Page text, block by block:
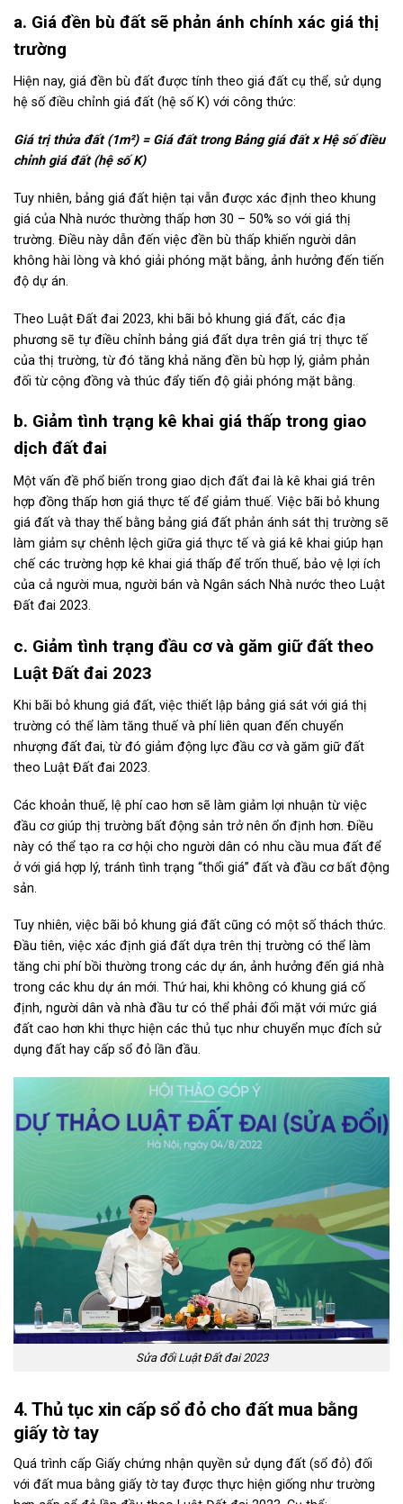
a. Giá đền bù đất sẽ phản ánh chính xác giá thị
trường
Hiện nay, giá đền bù đất được tính theo giá đất cụ thể, sử dụng
hệ số điều chỉnh giá đất (hệ số K) với công thức:
Giá trị thửa đất (1m²) = Giá đất trong Bảng giá đất x Hệ số điều
chỉnh giá đất (hệ số K)
Tuy nhiên, bảng giá đất hiện tại vẫn được xác định theo khung
giá của Nhà nước thường thấp hơn 30 – 50% so với giá thị
trường. Điều này dẫn đến việc đền bù thấp khiến người dân
không hài lòng và khó giải phóng mặt bằng, ảnh hưởng đến tiến
độ dự án.
Theo Luật Đất đai 2023, khi bãi bỏ khung giá đất, các địa
phương sẽ tự điều chỉnh bảng giá đất dựa trên giá trị thực tế
của thị trường, từ đó tăng khả năng đền bù hợp lý, giảm phản
đối từ cộng đồng và thúc đẩy tiến độ giải phóng mặt bằng.
b. Giảm tình trạng kê khai giá thấp trong giao
dịch đất đai
Một vấn đề phổ biến trong giao dịch đất đai là kê khai giá trên
hợp đồng thấp hơn giá thực tế để giảm thuế. Việc bãi bỏ khung
giá đất và thay thế bằng bảng giá đất phản ánh sát thị trường sẽ
làm giảm sự chênh lệch giữa giá thực tế và giá kê khai giúp hạn
chế các trường hợp kê khai giá thấp để trốn thuế, bảo vệ lợi ích
của cả người mua, người bán và Ngân sách Nhà nước theo Luật
Đất đai 2023.
c. Giảm tình trạng đầu cơ và găm giữ đất theo
Luật Đất đai 2023
Khi bãi bỏ khung giá đất, việc thiết lập bảng giá sát với giá thị
trường có thể làm tăng thuế và phí liên quan đến chuyển
nhượng đất đai, từ đó giảm động lực đầu cơ và găm giữ đất
theo Luật Đất đai 2023.
Các khoản thuế, lệ phí cao hơn sẽ làm giảm lợi nhuận từ việc
đầu cơ giúp thị trường bất động sản trở nên ổn định hơn. Điều
này có thể tạo ra cơ hội cho người dân có nhu cầu mua đất để
ở với giá hợp lý, tránh tình trạng “thổi giá” đất và đầu cơ bất động
sản.
Tuy nhiên, việc bãi bỏ khung giá đất cũng có một số thách thức.
Đầu tiên, việc xác định giá đất dựa trên thị trường có thể làm
tăng chi phí bồi thường trong các dự án, ảnh hưởng đến giá nhà
trong các khu dự án mới. Thứ hai, khi không có khung giá cố
định, người dân và nhà đầu tư có thể phải đối mặt với mức giá
đất cao hơn khi thực hiện các thủ tục như chuyển mục đích sử
dụng đất hay cấp sổ đỏ lần đầu.
Sửa đổi Luật Đất đai 2023
4. Thủ tục xin cấp sổ đỏ cho đất mua bằng
giấy tờ tay
Quá trình cấp Giấy chứng nhận quyền sử dụng đất (sổ đỏ) đối
với đất mua bằng giấy tờ tay được thực hiện giống như trường